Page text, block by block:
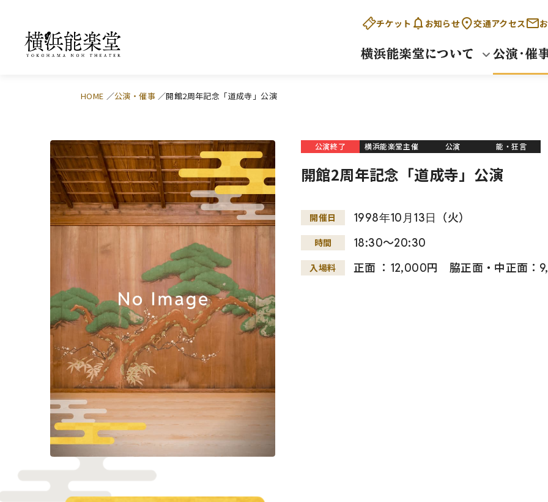
チケット お知らせ 交通アクセス
横浜能楽堂について 公演・催
HOME 公演・催事 開館2周年記念「道成寺」公演
公演終了 横浜能楽堂主催 公演 能・狂言
開館2周年記念「道成寺」公演
開催日 1998年10 月 13日 （火）
時間 18:30～20:30
入場料 正面 ：12,000円 脇正面・中正面